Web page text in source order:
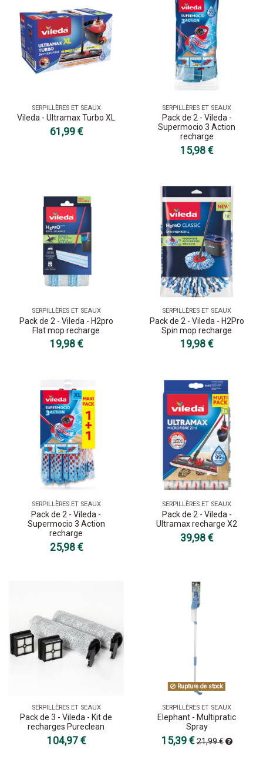
SERPILLÈRES ET SEAUX
Vileda - Ultramax Turbo XL
61,99 €
SERPILLÈRES ET SEAUX
Pack de 2 - Vileda -
Supermocio 3 Action
recharge
15,98 €
SERPILLÈRES ET SEAUX
Pack de 2 - Vileda - H2pro
Flat mop recharge
19,98 €
SERPILLÈRES ET SEAUX
Pack de 2 - Vileda - H2Pro
Spin mop recharge
19,98 €
SERPILLÈRES ET SEAUX
Pack de 2 - Vileda -
Supermocio 3 Action
recharge
25,98 €
SERPILLÈRES ET SEAUX
Pack de 2 - Vileda -
Ultramax recharge X2
39,98 €
SERPILLÈRES ET SEAUX
Pack de 3 - Vileda - Kit de
recharges Pureclean
104,97 €
Rupture de stock
SERPILLÈRES ET SEAUX
Elephant - Multipratic
Spray
15,39 €21,99 €